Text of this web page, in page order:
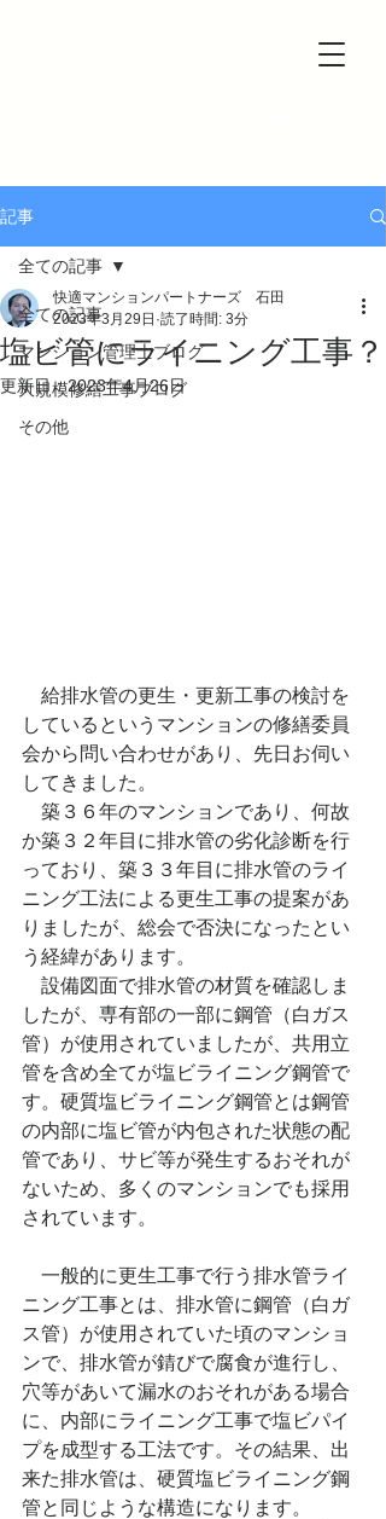
記事
全ての記事
マンション管理士ブログ
大規模修繕工事ブログ
その他
全ての記事
塩ビ管にライニング工事？
快適マンションパートナーズ 石田
2023年3月29日 読了時間: 3分
更新日：2023年4月26日
給排水管の更生・更新工事の検討を
しているというマンションの修繕委員
会から問い合わせがあり、先日お伺い
してきました。
築３６年のマンションであり、何故
か築３２年目に排水管の劣化診断を行
っており、築３３年目に排水管のライ
ニング工法による更生工事の提案があ
りましたが、総会で否決になったとい
う経緯があります。
設備図面で排水管の材質を確認しま
したが、専有部の一部に鋼管（白ガス
管）が使用されていましたが、共用立
管を含め全てが塩ビライニング鋼管で
す。硬質塩ビライニング鋼管とは鋼管
の内部に塩ビ管が内包された状態の配
管であり、サビ等が発生するおそれが
ないため、多くのマンションでも採用
されています。
一般的に更生工事で行う排水管ライ
ニング工事とは、排水管に鋼管（白ガ
ス管）が使用されていた頃のマンショ
ンで、排水管が錆びで腐食が進行し、
穴等があいて漏水のおそれがある場合
に、内部にライニング工事で塩ビパイ
プを成型する工法です。その結果、出
来た排水管は、硬質塩ビライニング鋼
管と同じような構造になります。